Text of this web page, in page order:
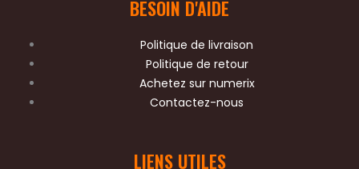
c
e
o
o
k
i
t
e
r
u
t
b
e
BESOIN D'AIDE
Politique de livraison
Politique de retour
Achetez sur numerix
Contactez-nous
LIENS UTILES